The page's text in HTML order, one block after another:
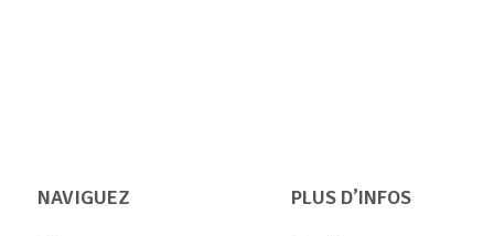
NAVIGUEZ PLUS D’INFOS